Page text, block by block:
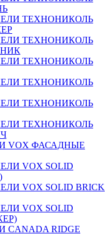
ТЕХНОНИКОЛЬ
ТЕХНОНИКОЛЬ
ТЕХНОНИКОЛЬ
ТЕХНОНИКОЛЬ
ТЕХНОНИКОЛЬ
ТЕХНОНИКОЛЬ
ФАСАДНЫЕ
VOX SOLID
VOX SOLID BRICK
VOX SOLID